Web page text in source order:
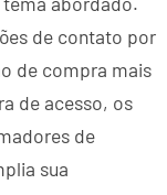
de contato por
de compra mais
de acesso, os
de
sua